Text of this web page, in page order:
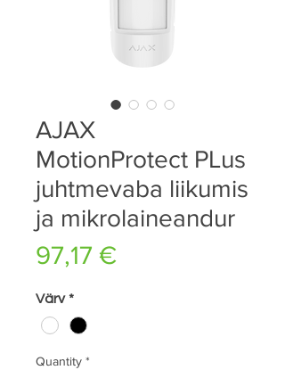
AJAX
MotionProtect PLus
juhtmevaba liikumis
ja mikrolaineandur
97,17 €Price
Värv *
Quantity *